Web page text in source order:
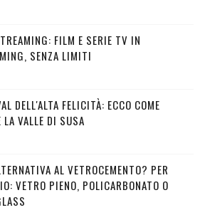
FILM E SERIE TV IN
SENZA LIMITI
DELL'ALTA FELICITÀ: ECCO COME
LA VALLE DI SUSA
AL VETROCEMENTO? PER
VETRO PIENO, POLICARBONATO O